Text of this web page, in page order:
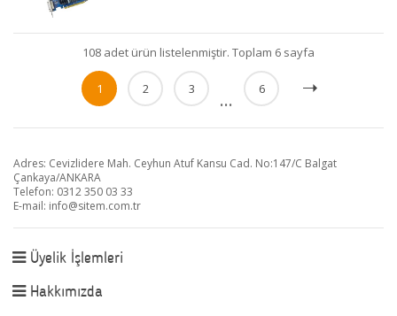
108 adet ürün listelenmiştir. Toplam 6 sayfa
1 2 3 ... 6
Adres: Cevizlidere Mah. Ceyhun Atuf Kansu Cad. No:147/C Balgat
Çankaya/ANKARA
Telefon: 0312 350 03 33
E-mail: info@sitem.com.tr
Üyelik İşlemleri
Hakkımızda